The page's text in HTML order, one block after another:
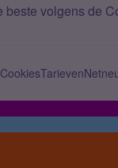
beste volgens de
CookiesTarieven